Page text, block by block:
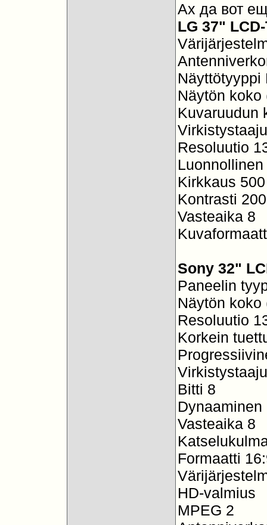
Ах да вот
LG 37"
Näyttötyyppi
Näytön koko
Kuvaruudun
Resoluutio
Kirkkaus 500
Kontrasti
Vasteaika 8
Sony 32"
Paneelin
Näytön koko
Resoluutio
Korkein
Bitti 8
Vasteaika 8
Formaatti
HD-valmius
MPEG 2